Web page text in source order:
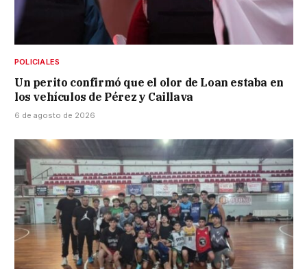
POLICIALES
Un perito confirmó que el olor de Loan estaba en
los vehículos de Pérez y Caillava
6 de agosto de 2026